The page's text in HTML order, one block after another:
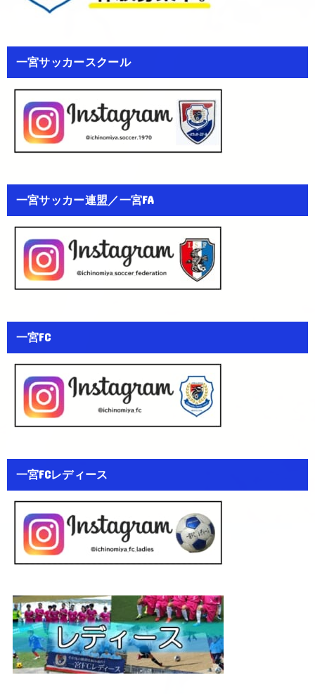
一宮サッカースクール
一宮サッカー連盟／一宮FA
一宮FC
一宮FCレディース